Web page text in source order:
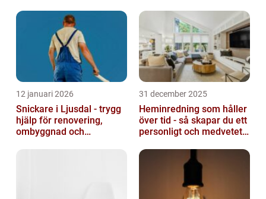
12 januari 2026
Snickare i Ljusdal - trygg
hjälp för renovering,
ombyggnad och
31 december 2025
Heminredning som håller
över tid - så skapar du ett
personligt och medvetet